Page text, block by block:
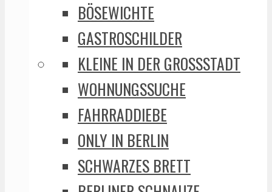
BÖSEWICHTE
GASTROSCHILDER
KLEINE IN DER GROSSSTADT
WOHNUNGSSUCHE
FAHRRADDIEBE
ONLY IN BERLIN
SCHWARZES BRETT